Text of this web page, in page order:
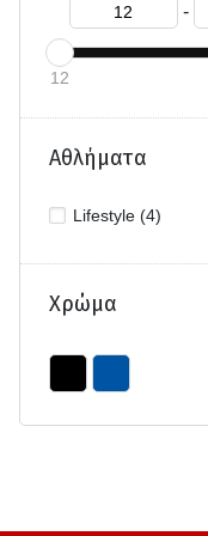
-
12
Αθλήματα
Lifestyle (4)
Χρώμα